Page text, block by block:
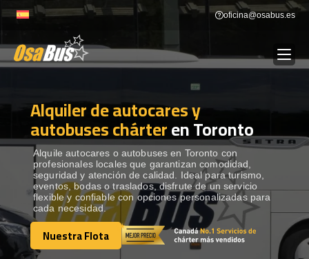
to
oficina@osabus.es
ALQUILER DE AUTOCARES
DESTINOS Show dropdown
RECORRIDAS Show dropdown
FLOTA
Alquiler de autocares y
autobuses chárteren Toronto
Alquile autocares o autobuses en Toronto con
profesionales locales que garantizan comodidad,
seguridad y atención de calidad. Ideal para turismo,
eventos, bodas o traslados, disfrute de un servicio
flexible y confiable con opciones personalizadas para
cada necesidad.
Nuestra Flota
Nuestra Flota